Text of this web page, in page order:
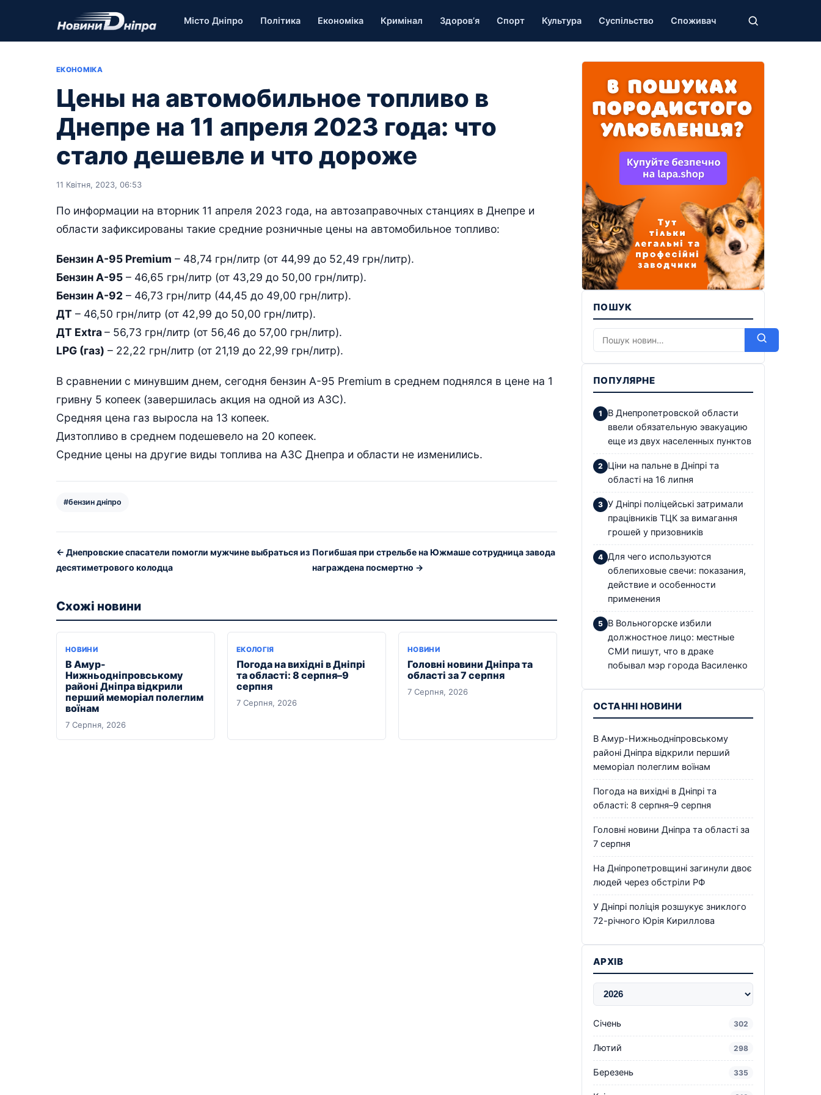
Місто Дніпро Політика Економіка Кримінал Здоров’я Спорт Культура Суспільство Споживач
ЕКОНОМІКА
Цены на автомобильное топливо в
Днепре на 11 апреля 2023 года: что
стало дешевле и что дороже
11 Квітня, 2023, 06:53
По информации на вторник 11 апреля 2023 года, на автозаправочных станциях в Днепре и
области зафиксированы такие средние розничные цены на автомобильное топливо:
Бензин А-95 Premium – 48,74 грн/литр (от 44,99 до 52,49 грн/литр).
Бензин А-95 – 46,65 грн/литр (от 43,29 до 50,00 грн/литр).
Бензин А-92 – 46,73 грн/литр (44,45 до 49,00 грн/литр).
ДТ – 46,50 грн/литр (от 42,99 до 50,00 грн/литр).
ДТ Extra– 56,73 грн/литр (от 56,46 до 57,00 грн/литр).
LPG (газ) – 22,22 грн/литр (от 21,19 до 22,99 грн/литр).
В сравнении с минувшим днем, сегодня бензин А-95 Premium в среднем поднялся в цене на 1
гривну 5 копеек (завершилась акция на одной из АЗС).
Средняя цена газ выросла на 13 копеек.
Дизтопливо в среднем подешевело на 20 копеек.
Средние цены на другие виды топлива на АЗС Днепра и области не изменились.
#бензин дніпро
← Днепровские спасатели помогли мужчине выбраться из
десятиметрового колодца
Погибшая при стрельбе на Южмаше сотрудница завода
награждена посмертно →
Схожі новини
НОВИНИ
В Амур-
Нижньодніпровському
районі Дніпра відкрили
перший меморіал полеглим
воїнам
7 Серпня, 2026
ЕКОЛОГІЯ
Погода на вихідні в Дніпрі
та області: 8 серпня–9
серпня
7 Серпня, 2026
НОВИНИ
Головні новини Дніпра та
області за 7 серпня
7 Серпня, 2026
ПОШУК
ПОПУЛЯРНЕ
В Днепропетровской области
ввели обязательную эвакуацию
еще из двух населенных пунктов
Ціни на пальне в Дніпрі та
області на 16 липня
У Дніпрі поліцейські затримали
працівників ТЦК за вимагання
грошей у призовників
Для чего используются
облепиховые свечи: показания,
действие и особенности
применения
В Вольногорске избили
должностное лицо: местные
СМИ пишут, что в драке
побывал мэр города Василенко
ОСТАННІ НОВИНИ
В Амур-Нижньодніпровському
районі Дніпра відкрили перший
меморіал полеглим воїнам
Погода на вихідні в Дніпрі та
області: 8 серпня–9 серпня
Головні новини Дніпра та області за
7 серпня
На Дніпропетровщині загинули двоє
людей через обстріли РФ
У Дніпрі поліція розшукує зниклого
72-річного Юрія Кириллова
АРХІВ
Січень 302
Лютий 298
Березень 335